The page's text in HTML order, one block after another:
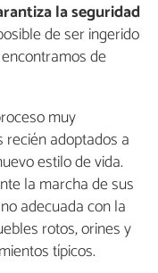
la seguridad
de ser ingerido
de
muy
adoptados a
estilo de vida.
la marcha de sus
adecuada con la
rotos, orines y
típicos.